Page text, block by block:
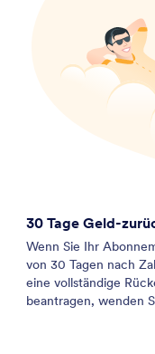
30 Tage Geld-
Wenn Sie Ihr
von 30 Tagen nach
eine vollständige
beantragen, wenden